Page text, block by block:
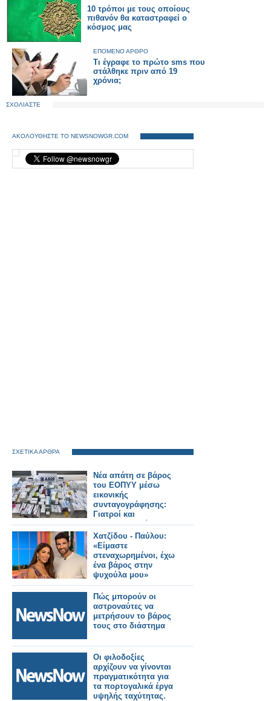
10 τρόποι με τους οποίους
πιθανόν θα καταστραφεί ο
κόσμος μας
ΕΠΟΜΕΝΟ ΑΡΘΡΟ
Τι έγραφε το πρώτο sms που
στάλθηκε πριν από 19
χρόνια;
ΣΧΟΛΙΑΣΤΕ
ΑΚΟΛΟΥΘΗΣΤΕ ΤΟ NEWSNOWGR.COM
ΣΧΕΤΙΚΑ ΑΡΘΡΑ
Νέα απάτη σε βάρος
του ΕΟΠΥΥ μέσω
εικονικής
συνταγογράφησης:
Γιατροί και
φαρμακοποιοί στο
κόλπο, άνω των
400.000 ευρώ η ζημιά
Χατζίδου - Παύλου:
«Είμαστε
στεναχωρημένοι, έχω
ένα βάρος στην
ψυχούλα μου»
Πώς μπορούν οι
αστροναύτες να
μετρήσουν το βάρος
τους στο διάστημα
Οι φιλοδοξίες
αρχίζουν να γίνονται
πραγματικότητα για
τα πορτογαλικά έργα
υψηλής ταχύτητας.